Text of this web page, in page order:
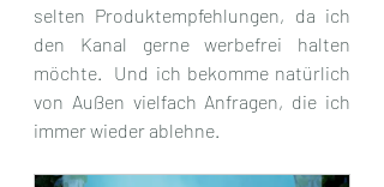
selten Produktempfehlungen, da ich
den Kanal gerne werbefrei halten
möchte.  Und ich bekomme natürlich
von Außen vielfach Anfragen, die ich
immer wieder ablehne.